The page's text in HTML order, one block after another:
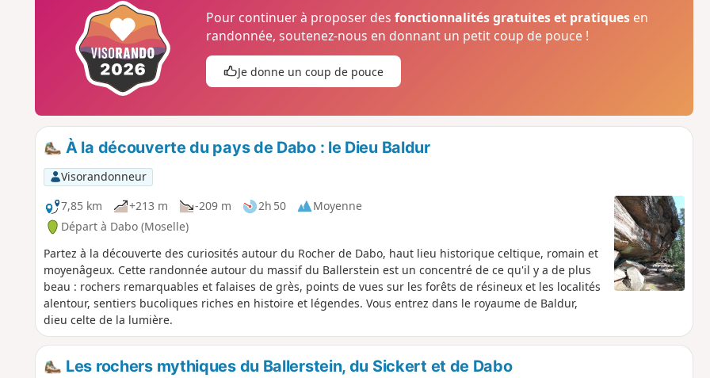
Pour continuer à proposer desfonctionnalités gratuites et pratiques en
randonnée, soutenez-nous en donnant un petit coup de pouce !
Je donne un coup de pouce
À la découverte du pays de Dabo : le Dieu Baldur
Visorandonneur
7,85 km
+213 m -209 m 2h 50
Moyenne
Départ à Dabo (Moselle)
Partez à la découverte des curiosités autour du Rocher de Dabo, haut lieu historique celtique, romain et
moyenâgeux. Cette randonnée autour du massif du Ballerstein est un concentré de ce qu'il y a de plus
beau : rochers remarquables et falaises de grès, points de vues sur les forêts de résineux et les localités
alentour, sentiers bucoliques riches en histoire et légendes. Vous entrez dans le royaume de Baldur,
dieu celte de la lumière.
Les rochers mythiques du Ballerstein, du Sickert et de Dabo